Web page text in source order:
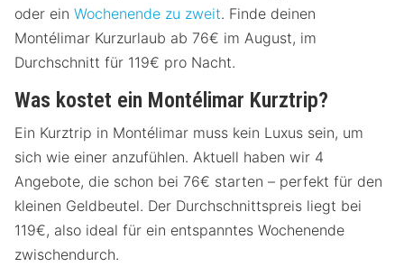
oder ein Wochenende zu zweit. Finde deinen
Montélimar Kurzurlaub ab 76€ im August, im
Durchschnitt für 119€ pro Nacht.
Was kostet ein Montélimar Kurztrip?
Ein Kurztrip in Montélimar muss kein Luxus sein, um
sich wie einer anzufühlen. Aktuell haben wir 4
Angebote, die schon bei 76€ starten – perfekt für den
kleinen Geldbeutel. Der Durchschnittspreis liegt bei
119€, also ideal für ein entspanntes Wochenende
zwischendurch.